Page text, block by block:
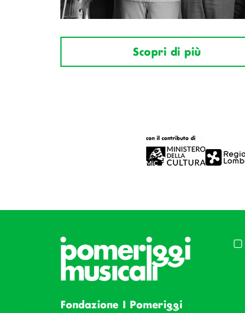
Scopri di più
Fondazione I Pomeriggi